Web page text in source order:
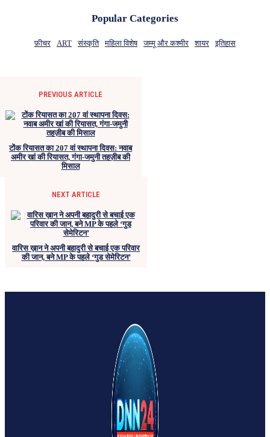
Popular Categories
फ़ीचर ART संस्कृति महिला विशेष जम्मू और कश्मीर शायर इतिहास
PREVIOUS ARTICLE
टोंक रियासत का 207 वां स्थापना दिवस: नवाब
अमीर खां की रियासत, गंगा-जमुनी तहज़ीब की
मिसाल
NEXT ARTICLE
वारिस ख़ान ने अपनी बहादुरी से बचाई एक परिवार
की जान, बने MP के पहले ‘गुड सेमेरिटन’